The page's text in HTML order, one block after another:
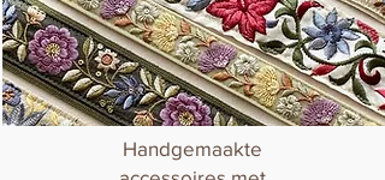
Handgemaakte